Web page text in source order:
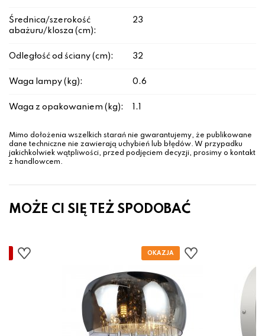
Średnica/szerokość
abażuru/klosza (cm):
23
Odległość od ściany (cm): 32
Waga lampy (kg): 0.6
Waga z opakowaniem (kg): 1.1
Mimo dołożenia wszelkich starań nie gwarantujemy, że publikowane
dane techniczne nie zawierają uchybień lub błędów. W przypadku
jakichkolwiek wątpliwości, przed podjęciem decyzji, prosimy o kontakt
z handlowcem.
MOŻE CI SIĘ TEŻ SPODOBAĆ